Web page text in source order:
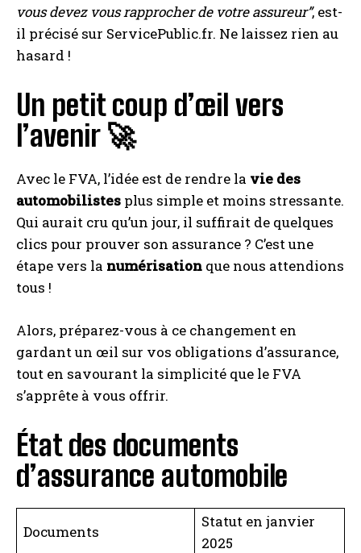
vous devez vous rapprocher de votre assureur”, est-
il précisé sur ServicePublic.fr. Ne laissez rien au
hasard !
Un petit coup d’œil vers
l’avenir 🚀
Avec le FVA, l’idée est de rendre la vie des
automobilistes plus simple et moins stressante.
Qui aurait cru qu’un jour, il suffirait de quelques
clics pour prouver son assurance ? C’est une
étape vers la numérisation que nous attendions
tous !
Alors, préparez-vous à ce changement en
gardant un œil sur vos obligations d’assurance,
tout en savourant la simplicité que le FVA
s’apprête à vous offrir.
État des documents
d’assurance automobile
Documents
Statut en janvier
2025